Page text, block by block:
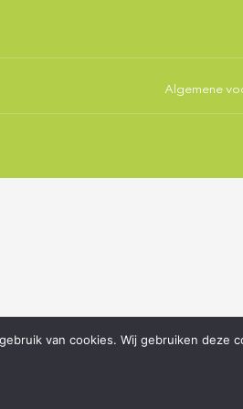
Algemene
van cookies. Wij gebruiken